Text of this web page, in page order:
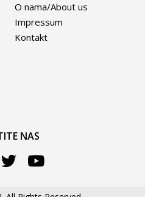
O nama/About us
Impressum
Kontakt
NAS